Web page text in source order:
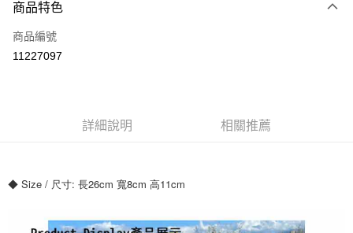
信用卡一次付款
超商取貨付款
7-11付款取貨
商品特色
商品編號
11227097
詳細說明 相關推薦
◆ Size / 尺寸: 長26cm 寬8cm 高11cm